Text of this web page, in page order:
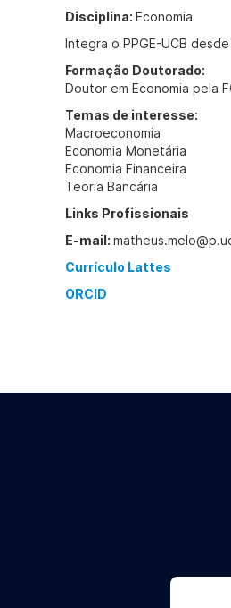
Disciplina: Economia
Integra o PPGE-UCB
Formação Doutorado:
Doutor em Economia pela
Temas de interesse:
Macroeconomia
Economia Monetária
Economia Financeira
Teoria Bancária
Links Profissionais
E-mail:
Currículo Lattes
ORCID